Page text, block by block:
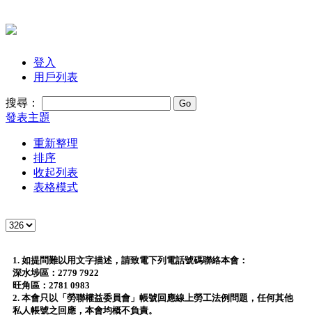
登入
用戶列表
搜尋：
發表主題
重新整理
排序
收起列表
表格模式
1. 如提問難以用文字描述，請致電下列電話號碼聯絡本會：
深水埗區：2779 7922
旺角區：2781 0983
2. 本會只以「勞聯權益委員會」帳號回應線上勞工法例問題，任何其他
私人帳號之回應，本會均概不負責。